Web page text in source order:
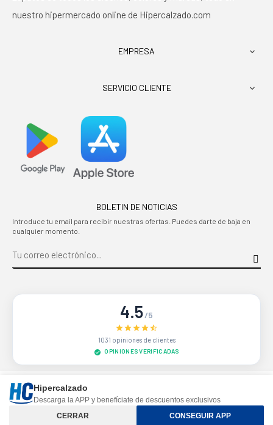
nuestro hipermercado online de Hipercalzado.com
EMPRESA 
SERVICIO CLIENTE 
BOLETIN DE NOTICIAS
Introduce tu email para recibir nuestras ofertas. Puedes darte de baja en
cualquier momento.
4.5/5
1031 opiniones de clientes
OPINIONES VERIFICADAS
Sitio protegido por reCAPTCHA.
Controle su privacidad
Hipercalzado
Descarga la APP y benefíciate de descuentos exclusivos
CERRAR
CONSEGUIR APP